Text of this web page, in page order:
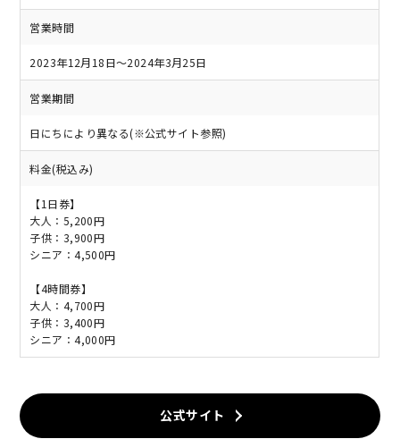
営業時間
2023年12月18日～2024年3月25日
営業期間
日にちにより異なる(※公式サイト参照)
料金(税込み)
【1日券】
大人：5,200円
子供：3,900円
シニア：4,500円
【4時間券】
大人：4,700円
子供：3,400円
シニア：4,000円
公式サイト